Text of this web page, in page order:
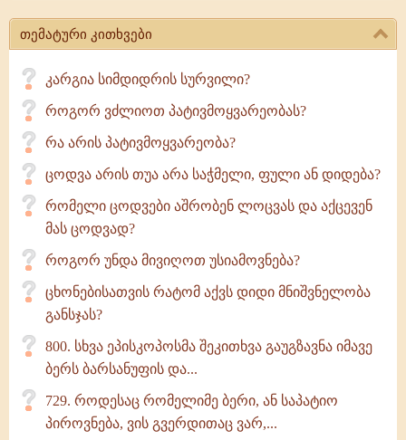
თემატური კითხვები
კარგია სიმდიდრის სურვილი?
როგორ ვძლიოთ პატივმოყვარეობას?
რა არის პატივმოყვარეობა?
ცოდვა არის თუა არა საჭმელი, ფული ან დიდება?
რომელი ცოდვები აშრობენ ლოცვას და აქცევენ
მას ცოდვად?
როგორ უნდა მივიღოთ უსიამოვნება?
ცხონებისათვის რატომ აქვს დიდი მნიშვნელობა
განსჯას?
800. სხვა ეპისკოპოსმა შეკითხვა გაუგზავნა იმავე
ბერს ბარსანუფის და...
729. როდესაც რომელიმე ბერი, ან საპატიო
პიროვნება, ვის გვერდითაც ვარ,...